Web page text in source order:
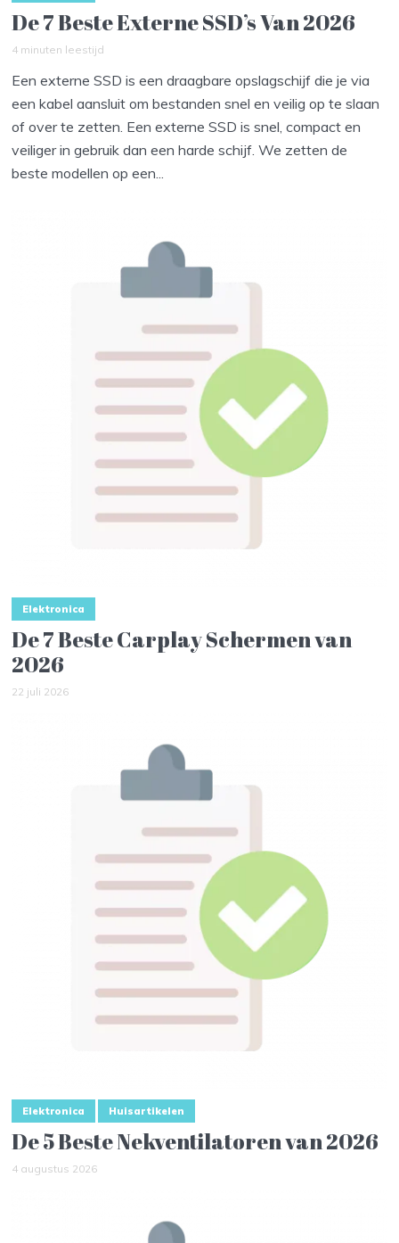
De 7 Beste Externe SSD’s Van 2026
4 minuten leestijd
Een externe SSD is een draagbare opslagschijf die je via
een kabel aansluit om bestanden snel en veilig op te slaan
of over te zetten. Een externe SSD is snel, compact en
veiliger in gebruik dan een harde schijf. We zetten de
beste modellen op een...
Elektronica
De 7 Beste Carplay Schermen van
2026
22 juli 2026
Elektronica Huisartikelen
De 5 Beste Nekventilatoren van 2026
4 augustus 2026